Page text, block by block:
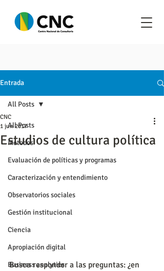
Entrada
All Posts
Metodos
Evaluación de políticas y programas
Caracterización y entendimiento
Observatorios sociales
Gestión institucional
Ciencia
Apropiación digital
Business analytics
All Posts
Estudios de cultura política
CNC
1 jun 2017
Busca responder a las preguntas: ¿en